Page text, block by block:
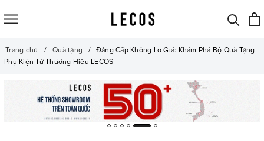
Trang chủ Quà tặng
Đẳng Cấp Không Lo Giá: Khám Phá Bộ Quà Tặng
Phụ Kiện Từ Thương Hiệu LECOS